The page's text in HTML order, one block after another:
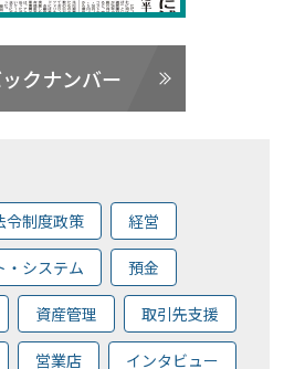
クナンバー
令制度政策 経営
・システム 預金
資産管理 取引先支援
営業店 インタビュー